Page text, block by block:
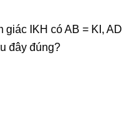
giác IKH có AB = KI, AD
đây đúng?